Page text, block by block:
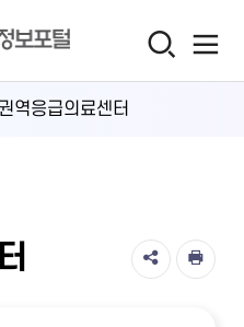
권역응급의료센터